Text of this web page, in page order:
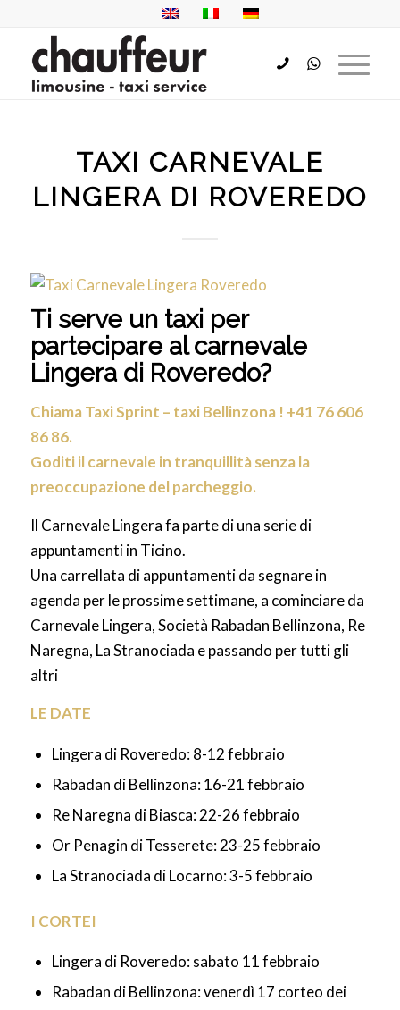
TAXI CARNEVALE
LINGERA DI ROVEREDO
Ti serve un taxi per
partecipare al carnevale
Lingera di Roveredo?
Chiama Taxi Sprint – taxi Bellinzona! +41 76 606
86 86.
Goditi il carnevale in tranquillità senza la
preoccupazione del parcheggio.
Il Carnevale Lingera fa parte di una serie di
appuntamenti in Ticino.
Una carrellata di appuntamenti da segnare in
agenda per le prossime settimane, a cominciare da
Carnevale Lingera, Società Rabadan Bellinzona, Re
Naregna, La Stranociada e passando per tutti gli
altri
LE DATE
Lingera di Roveredo: 8-12 febbraio
Rabadan di Bellinzona: 16-21 febbraio
Re Naregna di Biasca: 22-26 febbraio
Or Penagin di Tesserete: 23-25 febbraio
La Stranociada di Locarno: 3-5 febbraio
I CORTEI
Lingera di Roveredo: sabato 11 febbraio
Rabadan di Bellinzona: venerdì 17 corteo dei